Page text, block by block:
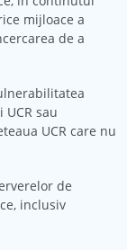
mijloace a
de a
sau
UCR care nu
de
inclusiv